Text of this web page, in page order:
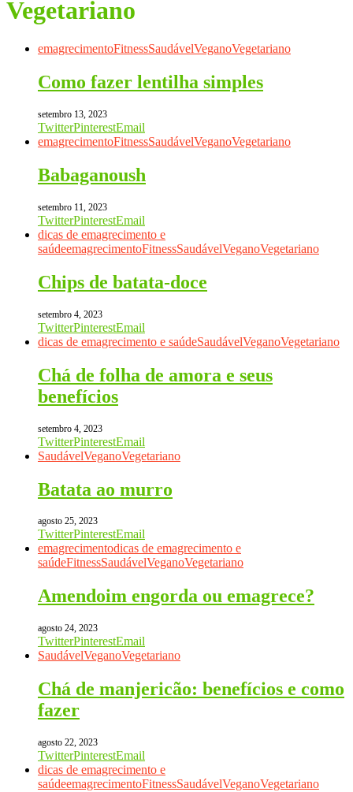
Vegetariano
emagrecimentoFitnessSaudávelVeganoVegetariano
Como fazer lentilha simples
setembro 13, 2023
TwitterPinterestEmail
emagrecimentoFitnessSaudávelVeganoVegetariano
Babaganoush
setembro 11, 2023
TwitterPinterestEmail
dicas de emagrecimento e
saúdeemagrecimentoFitnessSaudávelVeganoVegetariano
Chips de batata-doce
setembro 4, 2023
TwitterPinterestEmail
dicas de emagrecimento e saúdeSaudávelVeganoVegetariano
Chá de folha de amora e seus
benefícios
setembro 4, 2023
TwitterPinterestEmail
SaudávelVeganoVegetariano
Batata ao murro
agosto 25, 2023
TwitterPinterestEmail
emagrecimentodicas de emagrecimento e
saúdeFitnessSaudávelVeganoVegetariano
Amendoim engorda ou emagrece?
agosto 24, 2023
TwitterPinterestEmail
SaudávelVeganoVegetariano
Chá de manjericão: benefícios e como
fazer
agosto 22, 2023
TwitterPinterestEmail
dicas de emagrecimento e
saúdeemagrecimentoFitnessSaudávelVeganoVegetariano